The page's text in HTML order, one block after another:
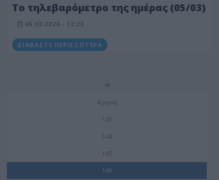
Το τηλεβαρόμετρο της ημέρας (05/03)
06.03.2020 - 12:20
ΔΙΑΒΆΣΤΕ ΠΕΡΙΣΣΌΤΕΡΑ
Αρχική
143
144
145
146